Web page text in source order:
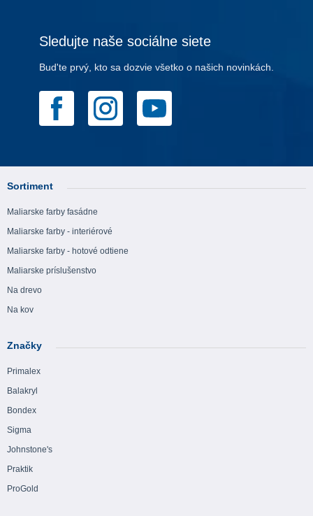
Sledujte naše sociálne siete
Bud'te prvý, kto sa dozvie všetko o našich novinkách.
Sortiment
Maliarske farby fasádne
Maliarske farby - interiérové
Maliarske farby - hotové odtiene
Maliarske príslušenstvo
Na drevo
Na kov
Značky
Primalex
Balakryl
Bondex
Sigma
Johnstone's
Praktik
ProGold